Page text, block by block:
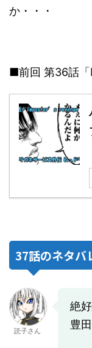
か・・・
■前回 第36話
37話のネタバ
読子さん
絶
豊